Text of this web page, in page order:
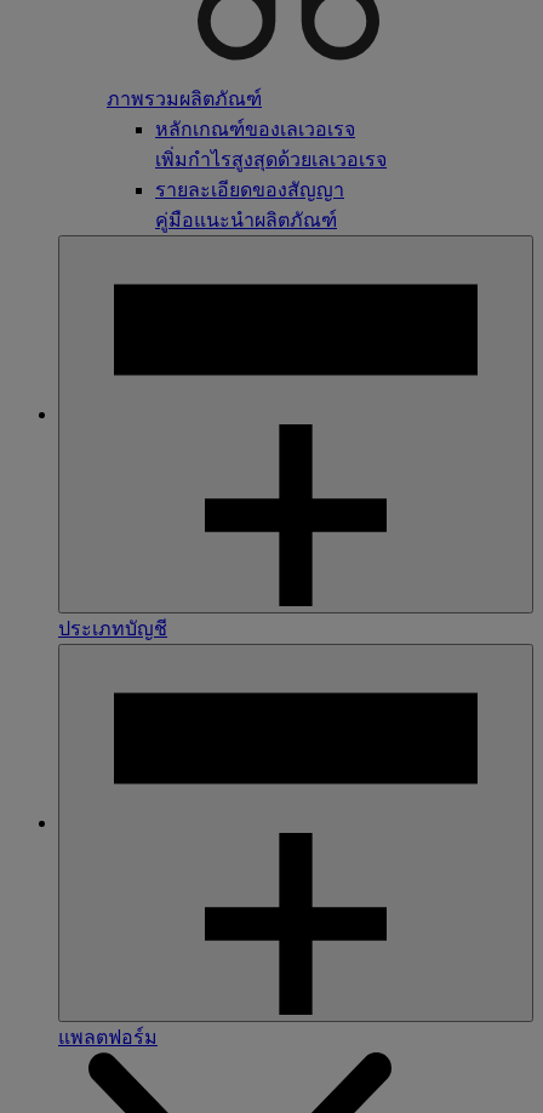
ภาพรวมผลิตภัณฑ์
หลักเกณฑ์ของเลเวอเรจ
เพิ่มกำไรสูงสุดด้วยเลเวอเรจ
รายละเอียดของสัญญา
คู่มือแนะนำผลิตภัณฑ์
ประเภทบัญชี
แพลตฟอร์ม